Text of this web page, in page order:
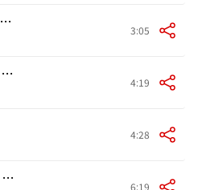
(Shake, Shake, Shake) Shake Your Booty 3:05
ウィ・アー・ザ・ヤング 4:19
4:28
ネヴァー・キャン・セイ・グッバイ 6:19